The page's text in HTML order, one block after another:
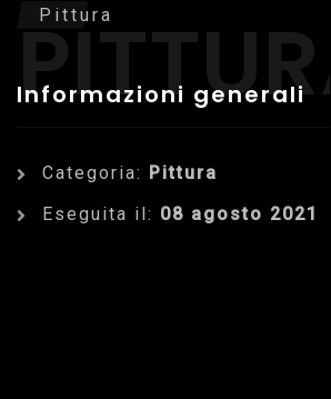
PITTURA
Pittura
Informazioni generali
Categoria:
Pittura
Eseguita il: 08 agosto 2021